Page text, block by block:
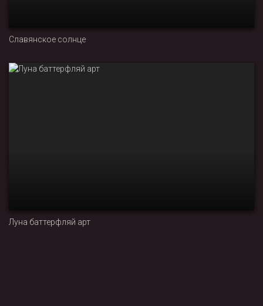
Славянское солнце
Луна баттерфляй арт